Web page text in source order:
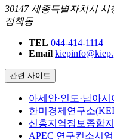
30147 세종특별자치시
정책동
TEL 044-414-1114
Email
관련 사이트
아세안·인도·남아
한미경제연구소
신흥지역정보종합
APEC 연구컨소시